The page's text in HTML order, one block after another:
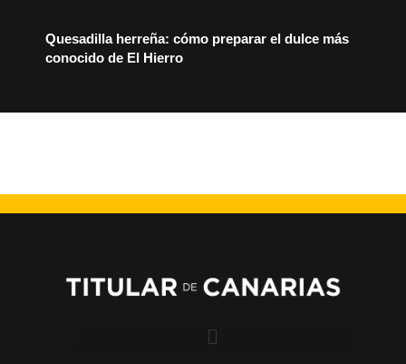
Quesadilla herreña: cómo preparar el dulce más
conocido de El Hierro